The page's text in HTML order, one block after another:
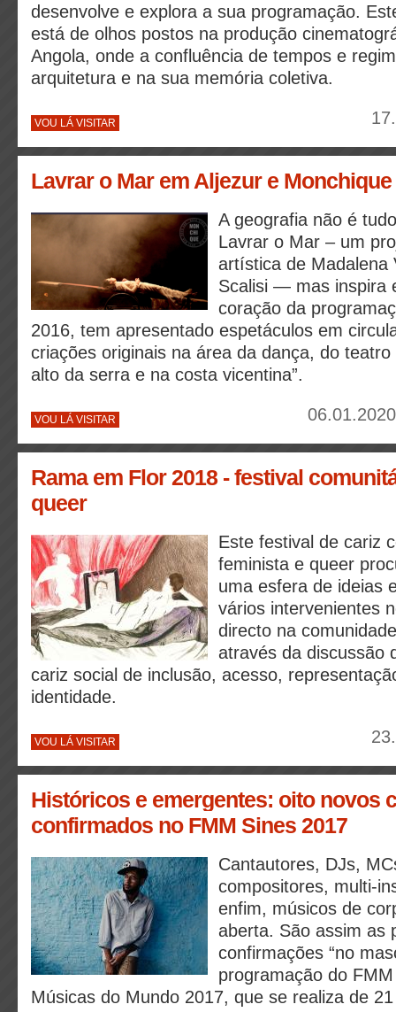
desenvolve e explora a sua programação.
está de olhos postos na produção
Angola, onde a confluência de tempos e
arquitetura e na sua memória coletiva.
VOU LÁ VISITAR
Lavrar o Mar em Aljezur e Monchique
A geografia não é
Lavrar o Mar – um
artística de Madalena
Scalisi — mas inspira
coração da
2016, tem apresentado espetáculos em
criações originais na área da dança, do teatro
alto da serra e na costa vicentina”.
VOU LÁ VISITAR
Rama em Flor 2018 - festival
queer
Este festival de cariz
feminista e queer
uma esfera de ideias
vários intervenientes
directo na
através da discussão
cariz social de inclusão, acesso,
identidade.
VOU LÁ VISITAR
Históricos e emergentes: oito novos
confirmados no FMM Sines 2017
Cantautores, DJs,
compositores, multi-
enfim, músicos de
aberta. São assim as
confirmações “no
programação do
Músicas do Mundo 2017, que se realiza de